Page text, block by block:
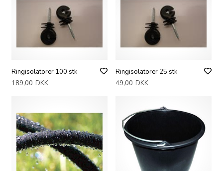
Ringisolatorer 100 stk
189,00 DKK
Ringisolatorer 25 stk
49,00 DKK